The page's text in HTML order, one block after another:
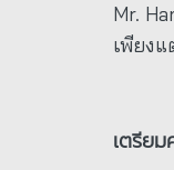
Mr.
เพียง
เตรีย